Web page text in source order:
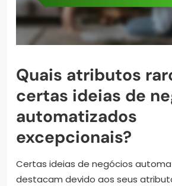
Quais atributos
certas ideias de
automatizados
excepcionais?
Certas ideias de negócios
destacam devido aos seus